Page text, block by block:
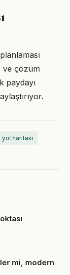
ve çözüm
paydayı
haritası
mi, modern